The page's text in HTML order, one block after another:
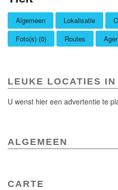
Algemeen Lokalisatie
Foto(s) (0)
Routes
LEUKE LOCATIES IN
U wenst hier een advertentie te
ALGEMEEN
CARTE